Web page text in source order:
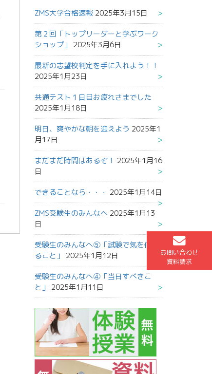
お問い合わせ
資料請求
ZMS大学合格速報 2025年3月15日
第２回「トップリーダーと学ぶワーク
ショップ」
2025年3月6日
最新の志望校判定を手に入れよう！！
2025年1月23日
共通テスト１日目お疲れさまでした
2025年1月18日
明日、爽やかな朝を迎えよう 2025年1
月17日
まだまだ時間はあるぞ！ 2025年1月16
日
できることなら・・・ 2025年1月14日
ZMS受験生のみんなへ 2025年1月13
日
受験生のみんなへ⑤「試験で気を付け
ること」
2025年1月12日
受験生のみんなへ④「当日すべきこ
と」
2025年1月11日